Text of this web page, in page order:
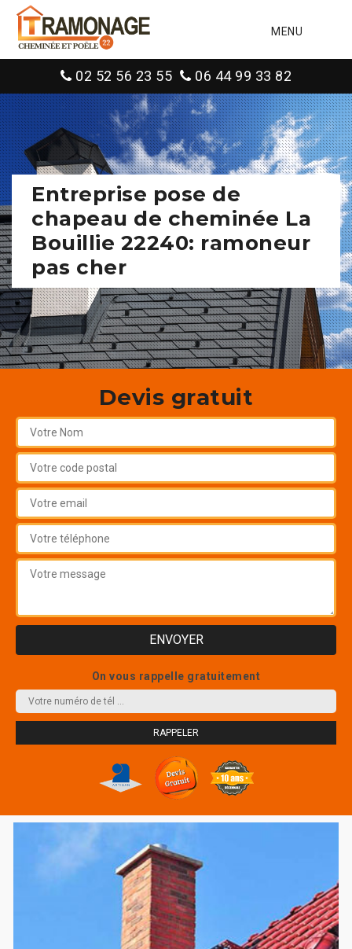
MENU
02 52 56 23 55 06 44 99 33 82
Entreprise pose de
chapeau de cheminée La
Bouillie 22240: ramoneur
pas cher
Devis gratuit
On vous rappelle gratuitement